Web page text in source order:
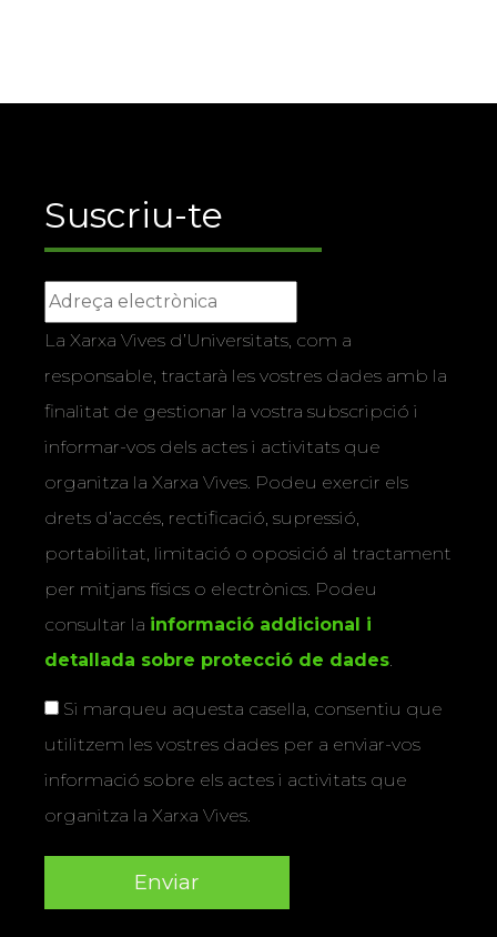
Suscriu-te
La Xarxa Vives d’Universitats, com a
responsable, tractarà les vostres dades amb la
finalitat de gestionar la vostra subscripció i
informar-vos dels actes i activitats que
organitza la Xarxa Vives. Podeu exercir els
drets d’accés, rectificació, supressió,
portabilitat, limitació o oposició al tractament
per mitjans físics o electrònics. Podeu
consultar la informació addicional i
detallada sobre protecció de dades.
Si marqueu aquesta casella, consentiu que
utilitzem les vostres dades per a enviar-vos
informació sobre els actes i activitats que
organitza la Xarxa Vives.